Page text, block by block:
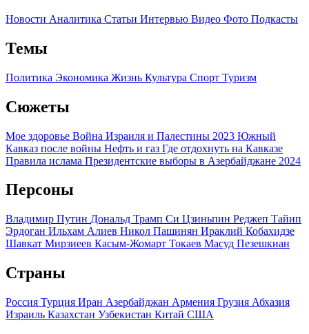
Новости Аналитика Статьи Интервью Видео Фото Подкасты
Темы
Политика Экономика Жизнь Культура Спорт Туризм
Сюжеты
Мое здоровье Война Израиля и Палестины 2023 Южный
Кавказ после войны Нефть и газ Где отдохнуть на Кавказе
Правила ислама Президентские выборы в Азербайджане 2024
Персоны
Владимир Путин Дональд Трамп Си Цзиньпин Реджеп Тайип
Эрдоган Ильхам Алиев Никол Пашинян Ираклий Кобахидзе
Шавкат Мирзиеев Касым-Жомарт Токаев Масуд Пезешкиан
Страны
Россия Турция Иран Азербайджан Армения Грузия Абхазия
Израиль Казахстан Узбекистан Китай США